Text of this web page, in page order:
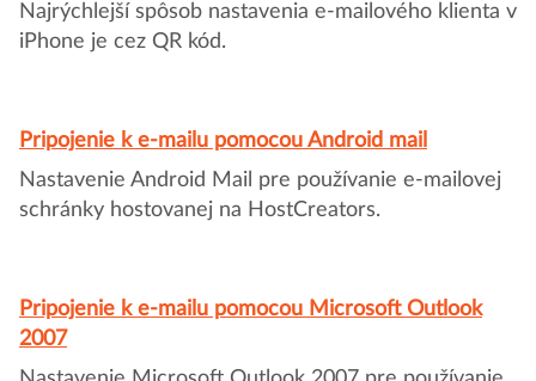
Najrýchlejší spôsob nastavenia e-mailového klienta v
iPhone je cez QR kód.
Pripojenie k e-mailu pomocou Android mail
Nastavenie Android Mail pre používanie e-mailovej
schránky hostovanej na HostCreators.
Pripojenie k e-mailu pomocou Microsoft Outlook
2007